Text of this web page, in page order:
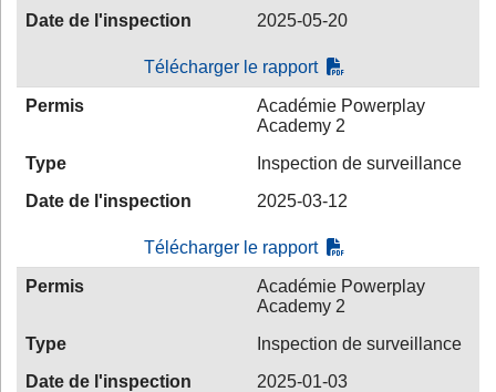
Date de l'inspection
2025-05-20
Télécharger le rapport
Permis
Académie Powerplay
Academy 2
Type
Inspection de surveillance
Date de l'inspection
2025-03-12
Télécharger le rapport
Permis
Académie Powerplay
Academy 2
Type
Inspection de surveillance
Date de l'inspection
2025-01-03